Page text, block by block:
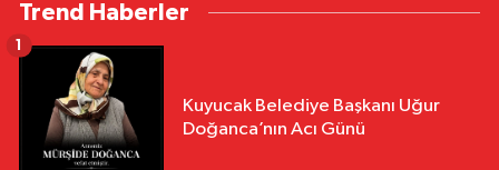
Trend Haberler
Kuyucak Belediye Başkanı Uğur
Doğanca’nın Acı Günü
1